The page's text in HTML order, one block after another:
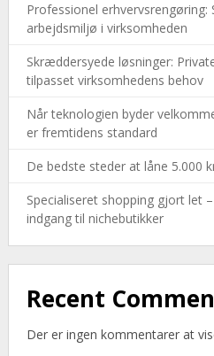
Professionel
arbejdsmiljø i virksomheden
Skræddersyede løsninger:
tilpasset virksomhedens behov
Når teknologien byder
er fremtidens standard
De bedste steder at låne 5.000
Specialiseret shopping gjort let
indgang til nichebutikker
Recent
Der er ingen kommentarer at